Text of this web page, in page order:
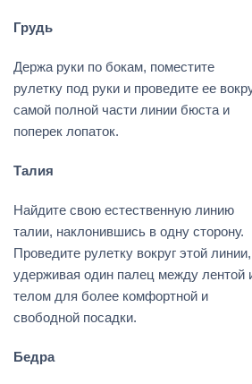
Грудь
Держа руки по бокам, поместите
рулетку под руки и проведите ее
самой полной части линии бюста и
поперек лопаток.
Талия
Найдите свою естественную линию
талии, наклонившись в одну сторону.
Проведите рулетку вокруг этой линии,
удерживая один палец между лентой
телом для более комфортной и
свободной посадки.
Бедра